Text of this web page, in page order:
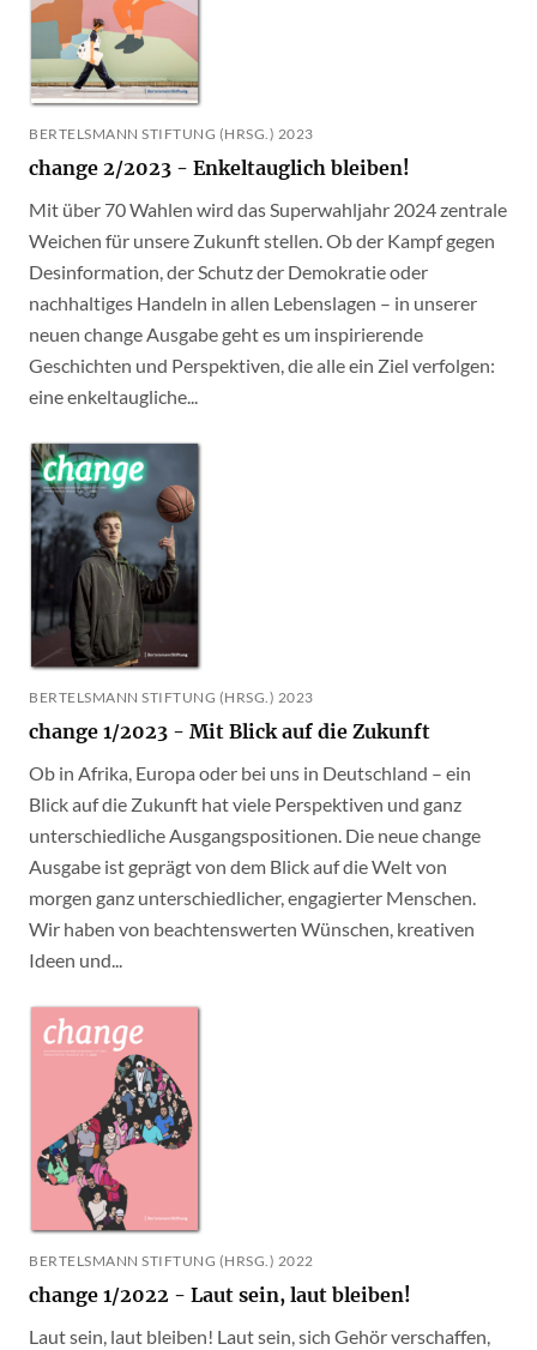
BERTELSMANN STIFTUNG (HRSG.) 2023
change 2/2023 - Enkeltauglich bleiben!
Mit über 70 Wahlen wird das Superwahljahr 2024 zentrale
Weichen für unsere Zukunft stellen. Ob der Kampf gegen
Desinformation, der Schutz der Demokratie oder
nachhaltiges Handeln in allen Lebenslagen – in unserer
neuen change Ausgabe geht es um inspirierende
Geschichten und Perspektiven, die alle ein Ziel verfolgen:
eine enkeltaugliche...
BERTELSMANN STIFTUNG (HRSG.) 2023
change 1/2023 - Mit Blick auf die Zukunft
Ob in Afrika, Europa oder bei uns in Deutschland – ein
Blick auf die Zukunft hat viele Perspektiven und ganz
unterschiedliche Ausgangspositionen. Die neue change
Ausgabe ist geprägt von dem Blick auf die Welt von
morgen ganz unterschiedlicher, engagierter Menschen.
Wir haben von beachtenswerten Wünschen, kreativen
Ideen und...
BERTELSMANN STIFTUNG (HRSG.) 2022
change 1/2022 - Laut sein, laut bleiben!
Laut sein, laut bleiben! Laut sein, sich Gehör verschaffen,